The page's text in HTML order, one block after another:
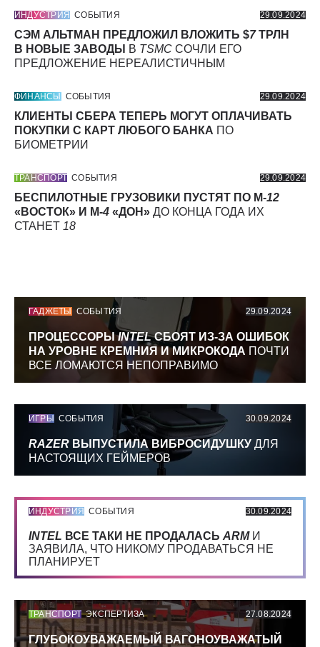
ИНДУСТРИЯ СОБЫТИЯ 29.09.2024
СЭМ АЛЬТМАН ПРЕДЛОЖИЛ ВЛОЖИТЬ $7ТРЛН
В НОВЫЕ ЗАВОДЫ
В TSMC СОЧЛИ ЕГО
ПРЕДЛОЖЕНИЕ НЕРЕАЛИСТИЧНЫМ
ФИНАНСЫ СОБЫТИЯ 29.09.2024
КЛИЕНТЫ СБЕРА ТЕПЕРЬ МОГУТ ОПЛАЧИВАТЬ
ПОКУПКИ С КАРТ ЛЮБОГО БАНКА ПО
БИОМЕТРИИ
ТРАНСПОРТ СОБЫТИЯ 29.09.2024
БЕСПИЛОТНЫЕ ГРУЗОВИКИ ПУСТЯТ ПО М-12
«ВОСТОК» И М-4 «ДОН» ДО КОНЦА ГОДА ИХ
СТАНЕТ 18
ГАДЖЕТЫ СОБЫТИЯ 29.09.2024
ПРОЦЕССОРЫINTELСБОЯТ ИЗ-ЗА ОШИБОК
НА УРОВНЕ КРЕМНИЯ И МИКРОКОДА ПОЧТИ
ВСЕ ЛОМАЮТСЯ НЕПОПРАВИМО
ИГРЫ СОБЫТИЯ 30.09.2024
RAZER ВЫПУСТИЛА ВИБРОСИДУШКУ ДЛЯ
НАСТОЯЩИХ ГЕЙМЕРОВ
ИНДУСТРИЯ СОБЫТИЯ 30.09.2024
INTEL ВСЕ ТАКИ НЕ ПРОДАЛАСЬ ARMИ
ЗАЯВИЛА, ЧТО НИКОМУ ПРОДАВАТЬСЯ НЕ
ПЛАНИРУЕТ
ТРАНСПОРТ ЭКСПЕРТИЗА 27.08.2024
ГЛУБОКОУВАЖАЕМЫЙ ВАГОНОУВАЖАТЫЙ